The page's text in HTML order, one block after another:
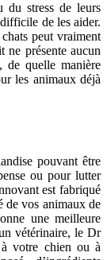
du stress de leurs
de les aider.
peut vraiment
ne présente aucun
de quelle manière
les animaux déjà
pouvant être
ou pour lutter
est fabriqué
de vos animaux de
une meilleure
vétérinaire, le Dr
votre chien ou à